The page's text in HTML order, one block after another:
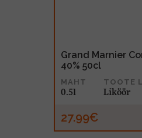
Grand Marnier
40% 50cl
MAHT
0.5l
TOOTE
Liköör
27.99€